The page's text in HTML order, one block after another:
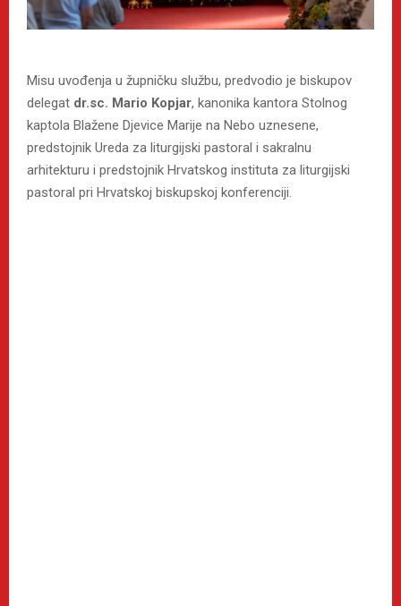
Misu uvođenja u župničku službu, predvodio je biskupov
delegat dr.sc. Mario Kopjar, kanonika kantora Stolnog
kaptola Blažene Djevice Marije na Nebo uznesene,
predstojnik Ureda za liturgijski pastoral i sakralnu
arhitekturu i predstojnik Hrvatskog instituta za liturgijski
pastoral pri Hrvatskoj biskupskoj konferenciji.